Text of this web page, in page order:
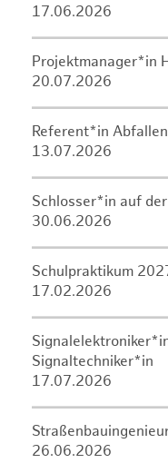
17.06.2026
Projektmanager*in
20.07.2026
Referent*in
13.07.2026
Schlosser*in auf
30.06.2026
Schulpraktikum
17.02.2026
Signaltechniker*in
17.07.2026
26.06.2026